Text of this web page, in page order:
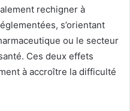
rechigner à
s’orientant
ou le secteur
Ces deux effets
à accroître la difficulté